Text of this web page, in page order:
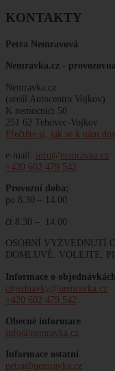
KONTAKTY
Petra Nemravová
Nemravka.cz - provozovna
Nemravka.cz
(areál Autocentra Vojkov)
K nemocnici 50
251 62 Tehovec-Vojkov
Přečtěte si, jak se k nám
e-mail: info@nemravka.cz
+420 602 479 542
Provozní doba:
po 8.30 – 14.00
čt 8.30 – 14.00
OSOBNÍ VYZVEDNUTÍ
DOMLUVĚ. VOLEJTE,
Informace o objednávkách
objednavky@nemravka.cz
+420 602 479 542
Obecné informace
info@nemravka.cz
Informace ostatní
petra@nemravka.cz